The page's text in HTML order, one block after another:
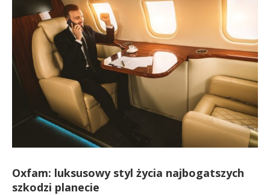
Oxfam: luksusowy styl życia najbogatszych
szkodzi planecie